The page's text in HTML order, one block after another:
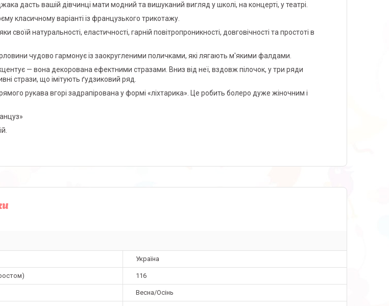
дасть вашій дівчинці мати модний та вишуканий вигляд у школі, на концерті, у театрі.
класичному варіанті із французького трикотажу.
своїй натуральності, еластичності, гарній повітропроникності, довговічності та простоті в
чудово гармонує із заокругленими поличками, які лягають м'якими фалдами.
— вона декорована ефектними стразами. Вниз від неї, вздовж пілочок, у три ряди
стрази, що імітують ґудзиковий ряд.
рукава вгорі задрапірована у формі «ліхтарика». Це робить болеро дуже жіночним і
Україна
116
Весна/Осінь